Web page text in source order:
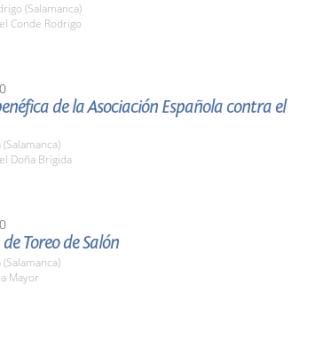
(Salamanca)
Conde Rodrigo
de la Asociación Española contra el
Doña Brígida
Toreo de Salón
Mayor